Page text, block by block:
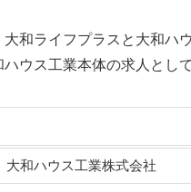
和ライフプラスと大和ハ
ウス工業本体の求人とし
大和ハウス工業株式会社